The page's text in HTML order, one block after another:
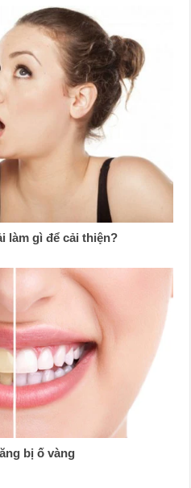
làm gì để cải thiện?
bị ố vàng